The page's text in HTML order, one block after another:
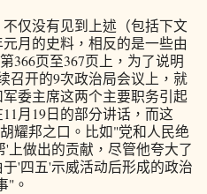
仅没有见到上述（包括下文
月的史料，相反的是一些由
366页至367页上，为了说明
召开的9次政治局会议上，就
委主席这两个主要职务引起
月19日的部分讲话，而这
耀邦之口。比如"党和人民绝
上做出的贡献，尽管他夸大了
'四五'示威活动后形成的政治
"。